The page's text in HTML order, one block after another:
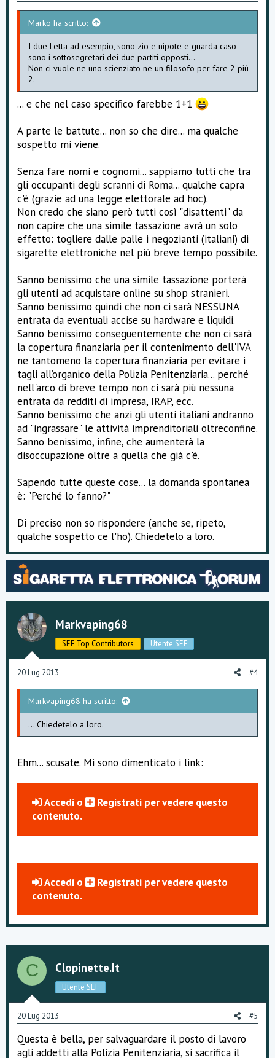
Marko ha scritto:
I due Letta ad esempio, sono zio e nipote e guarda caso
sono i sottosegretari dei due partiti opposti...
Non ci vuole ne uno scienziato ne un filosofo per fare 2 più
2.
... e che nel caso specifico farebbe 1+1
A parte le battute... non so che dire... ma qualche
sospetto mi viene.
Senza fare nomi e cognomi... sappiamo tutti che tra
gli occupanti degli scranni di Roma... qualche capra
c'è (grazie ad una legge elettorale ad hoc).
Non credo che siano però tutti così "disattenti" da
non capire che una simile tassazione avrà un solo
effetto: togliere dalle palle i negozianti (italiani) di
sigarette elettroniche nel più breve tempo possibile.
Sanno benissimo che una simile tassazione porterà
gli utenti ad acquistare online su shop stranieri.
Sanno benissimo quindi che non ci sarà NESSUNA
entrata da eventuali accise su hardware e liquidi.
Sanno benissimo conseguentemente che non ci sarà
la copertura finanziaria per il contenimento dell'IVA
ne tantomeno la copertura finanziaria per evitare i
tagli all’organico della Polizia Penitenziaria... perché
nell'arco di breve tempo non ci sarà più nessuna
entrata da redditi di impresa, IRAP, ecc.
Sanno benissimo che anzi gli utenti italiani andranno
ad "ingrassare" le attività imprenditoriali oltreconfine.
Sanno benissimo, infine, che aumenterà la
disoccupazione oltre a quella che già c'è.
Sapendo tutte queste cose... la domanda spontanea
è: "Perché lo fanno?"
Di preciso non so rispondere (anche se, ripeto,
qualche sospetto ce l'ho). Chiedetelo a loro.
Markvaping68
SEF Top Contributors Utente SEF
20 Lug 2013 #4
Markvaping68 ha scritto:
... Chiedetelo a loro.
Ehm... scusate. Mi sono dimenticato i link:
Accedi o Registrati per vedere questo
contenuto.
Accedi o Registrati per vedere questo
contenuto.
C Clopinette.it
Utente SEF
20 Lug 2013 #5
Questa è bella, per salvaguardare il posto di lavoro
agli addetti alla Polizia Penitenziaria, si sacrifica il